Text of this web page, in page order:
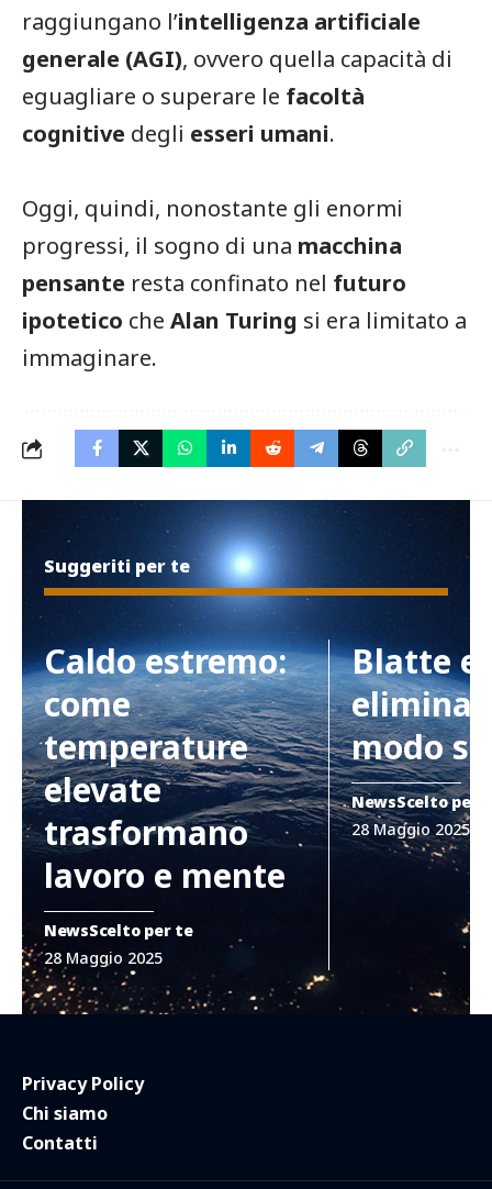
raggiungano l’intelligenza artificiale
generale (AGI), ovvero quella capacità di
eguagliare o superare le facoltà
cognitive degli esseri umani.
Oggi, quindi, nonostante gli enormi
progressi, il sogno di una macchina
pensante resta confinato nel futuro
ipotetico che Alan Turing si era limitato a
immaginare.
Suggeriti per te
Caldo estremo:
come
temperature
elevate
trasformano
lavoro e mente
NewsScelto per te
28 Maggio 2025
Blatte e
modo
NewsScelto per
28 Maggio 2025
Privacy Policy
Chi siamo
Contatti